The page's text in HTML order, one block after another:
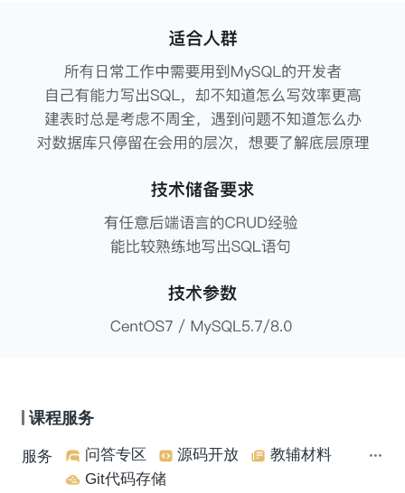
课程服务
服务 问答专区 源码开放
教辅材料
Git代码存储